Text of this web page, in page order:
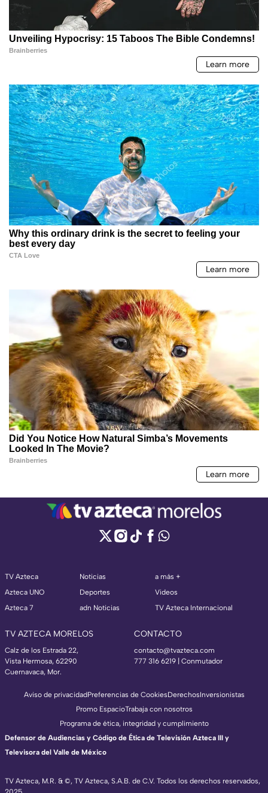
TV Azteca
Azteca UNO
Azteca 7
Noticias
Deportes
adn Noticias
a más +
Videos
TV Azteca Internacional
TV AZTECA MORELOS
Calz de los Estrada 22,
Vista Hermosa, 62290
Cuernavaca, Mor.
CONTACTO
contacto@tvazteca.com
777 316 6219 | Conmutador
TV Azteca, M.R. & ©, TV Azteca, S.A.B. de C.V. Todos los derechos reservados,
Aviso de privacidadPreferencias de CookiesDerechosInversionistas
Promo EspacioTrabaja con nosotros
Programa de ética, integridad y cumplimiento
Defensor de Audiencias y Código de Ética de Televisión Azteca III y
Televisora del Valle de México